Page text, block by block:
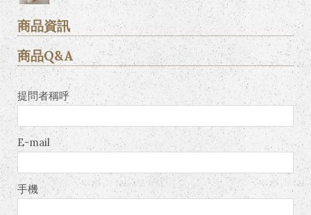
商品資訊
商品Q&A
提問者稱呼
E-mail
手機